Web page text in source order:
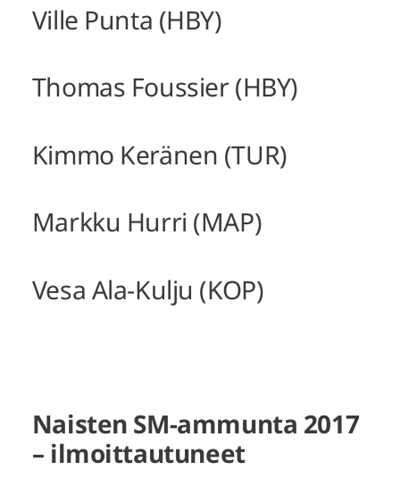
Ville Punta (HBY)
Thomas Foussier (HBY)
Kimmo Keränen (TUR)
Markku Hurri (MAP)
Vesa Ala-Kulju (KOP)
Naisten SM-ammunta 2017
– ilmoittautuneet